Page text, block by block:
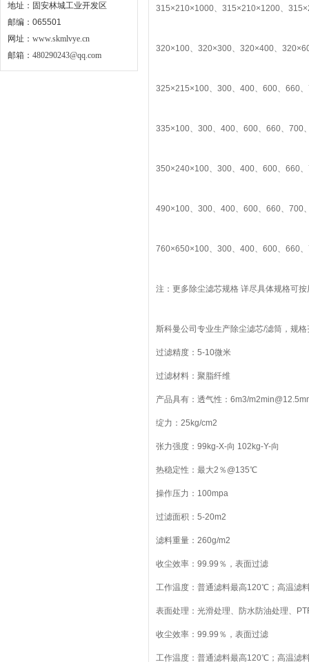
地址：固安林城工业开发区
邮编：065501
网址： www.skmlvye.cn
邮箱： 480290243@qq.com
315×210×1000、315×210×1200、
320×100、320×300、320×400、
325×215×100、300、400、600、660
335×100、300、400、600、660、700
350×240×100、300、400、600、660
490×100、300、400、600、660、700
760×650×100、300、400、600、660
注：更多除尘滤芯规格 详尽具体规格可
斯科曼公司专业生产除尘滤芯/滤筒，规
过滤精度：5-10微米
过滤材料：聚脂纤维
产品具有：透气性：6m3/
绽力：25kg/cm2
张力强度：99kg-X-向 102kg-Y-向
热稳定性：最大2％@135℃
操作压力：100mpa
过滤面积：5-20m2
滤料重量：260g/m2
收尘效率：99.99％，表面过滤
工作温度：普通滤料最高120℃；高温滤
表面处理：光滑处理、防水防油处理、
收尘效率：99.99％，表面过滤
工作温度：普通滤料最高120℃；高温滤